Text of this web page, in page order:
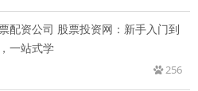
配资公司 股票投资网：新手入门到
一站式学
256